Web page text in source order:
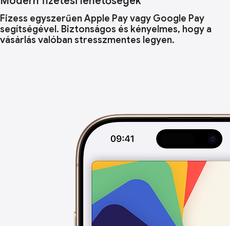
Fizess egyszerűen Apple Pay vagy Google Pay
segítségével. Biztonságos és kényelmes, hogy a
vásárlás valóban stresszmentes legyen.